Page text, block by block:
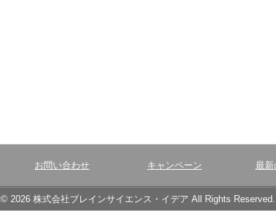
お問い合わせ キャンペーン 最新
2026 株式会社ブレインサイエンス・イデア All Rights Reserved.